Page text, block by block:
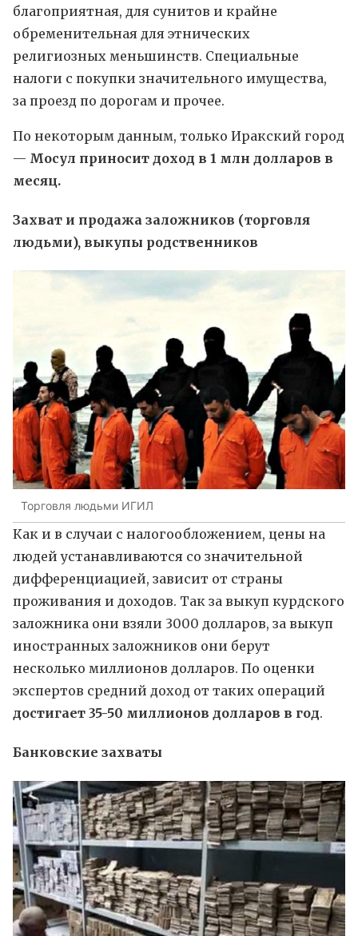
благоприятная, для сунитов и крайне
обременительная для этнических
религиозных меньшинств. Специальные
налоги с покупки значительного имущества,
за проезд по дорогам и прочее.
По некоторым данным, только Иракский город
— Мосул приносит доход в 1 млн долларов в
месяц.
Захват и продажа заложников (торговля
людьми), выкупы родственников
Торговля людьми ИГИЛ
Как и в случаи с налогообложением, цены на
людей устанавливаются со значительной
дифференциацией, зависит от страны
проживания и доходов. Так за выкуп курдского
заложника они взяли 3000 долларов, за выкуп
иностранных заложников они берут
несколько миллионов долларов. По оценки
экспертов средний доход от таких операций
достигает 35-50 миллионов долларов в год.
Банковские захваты